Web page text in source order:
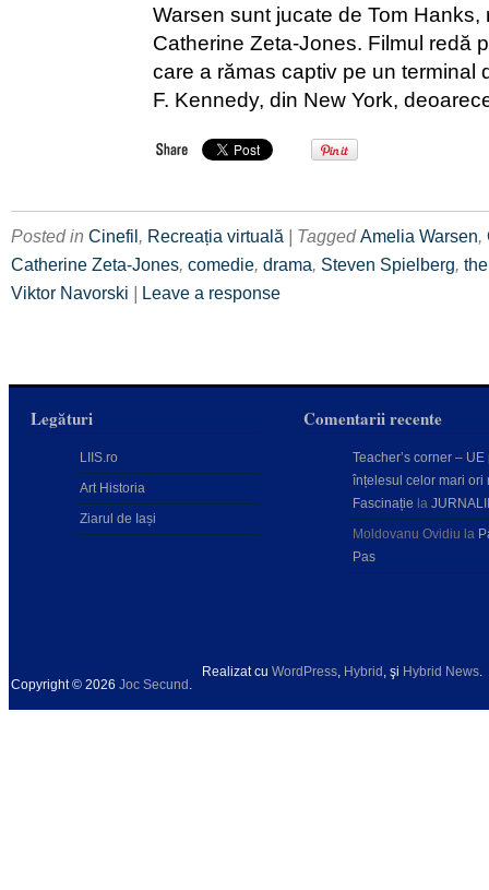
Warsen sunt jucate de Tom Hanks,
Catherine Zeta-Jones. Filmul redă
care a rămas captiv pe un terminal
F. Kennedy, din New York,
Posted in Cinefil, Recreația virtuală | TaggedAmelia Warsen,
Catherine Zeta-Jones, comedie, drama, Steven Spielberg,
Viktor Navorski | Leave a response
Legături
LIIS.ro
Art Historia
Ziarul de Iași
Comentarii recente
Teacher’s corner – UE
înțelesul celor mari ori
Fascinație la
Moldovanu Ovidiu la
Pas
Copyright © 2026 Joc Secund
Realizat cu WordPress Hybrid , şi Hybrid News